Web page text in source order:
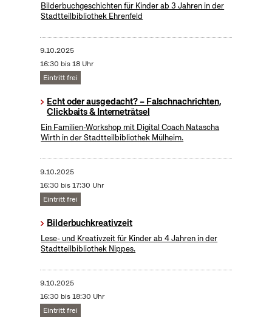
Bilderbuchgeschichten für Kinder ab 3 Jahren in der
Stadtteilbibliothek Ehrenfeld
9.10.2025
16:30 bis 18 Uhr
Eintritt frei
Echt oder ausgedacht? – Falschnachrichten,
Clickbaits & Interneträtsel
Ein Familien-Workshop mit Digital Coach Natascha
Wirth in der Stadtteilbibliothek Mülheim.
9.10.2025
16:30 bis 17:30 Uhr
Eintritt frei
Bilderbuchkreativzeit
Lese- und Kreativzeit für Kinder ab 4 Jahren in der
Stadtteilbibliothek Nippes.
9.10.2025
16:30 bis 18:30 Uhr
Eintritt frei